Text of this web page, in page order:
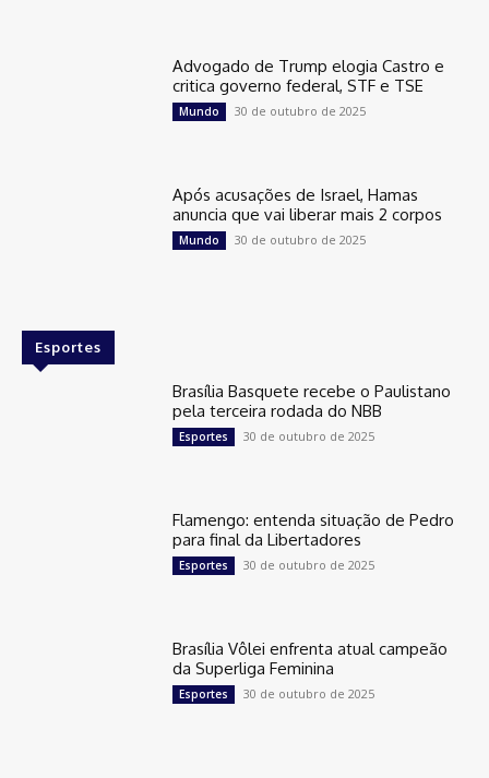
Advogado de Trump elogia Castro e
critica governo federal, STF e TSE
Mundo 30 de outubro de 2025
Após acusações de Israel, Hamas
anuncia que vai liberar mais 2 corpos
Mundo 30 de outubro de 2025
Esportes
Brasília Basquete recebe o Paulistano
pela terceira rodada do NBB
Esportes 30 de outubro de 2025
Flamengo: entenda situação de Pedro
para final da Libertadores
Esportes 30 de outubro de 2025
Brasília Vôlei enfrenta atual campeão
da Superliga Feminina
Esportes 30 de outubro de 2025